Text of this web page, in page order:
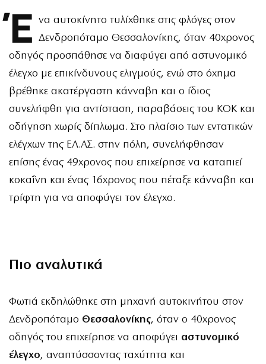
Έ να αυτοκίνητο τυλίχθηκε στις φλόγες στον
Δενδροπόταμο Θεσσαλονίκης, όταν 40χρονος
οδηγός προσπάθησε να διαφύγει από αστυνομικό
έλεγχο με επικίνδυνους ελιγμούς, ενώ στο όχημα
βρέθηκε ακατέργαστη κάνναβη και ο ίδιος
συνελήφθη για αντίσταση, παραβάσεις του ΚΟΚ και
οδήγηση χωρίς δίπλωμα. Στο πλαίσιο των εντατικών
ελέγχων της ΕΛ.ΑΣ. στην πόλη, συνελήφθησαν
επίσης ένας 49χρονος που επιχείρησε να καταπιεί
κοκαΐνη και ένας 16χρονος που πέταξε κάνναβη και
τρίφτη για να αποφύγει τον έλεγχο.
Πιο αναλυτικά
Φωτιά εκδηλώθηκε στη μηχανή αυτοκινήτου στον
Δενδροπόταμο Θεσσαλονίκης, όταν ο 40χρονος
οδηγός του επιχείρησε να αποφύγει αστυνομικό
έλεγχο, αναπτύσσοντας ταχύτητα και